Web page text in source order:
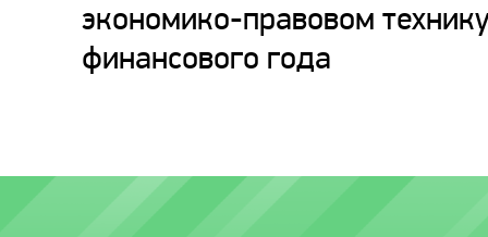
экономико-правовом
финансового года